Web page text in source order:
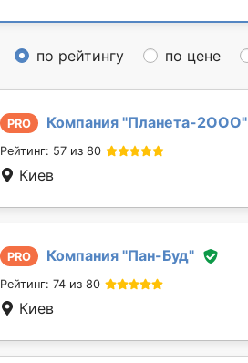
по рейтингу по цене
PRO Компания "Планета-2ООО"
Рейтинг: 57 из 80
Киев
PRO Компания "Пан-Буд"
Рейтинг: 74 из 80
Киев